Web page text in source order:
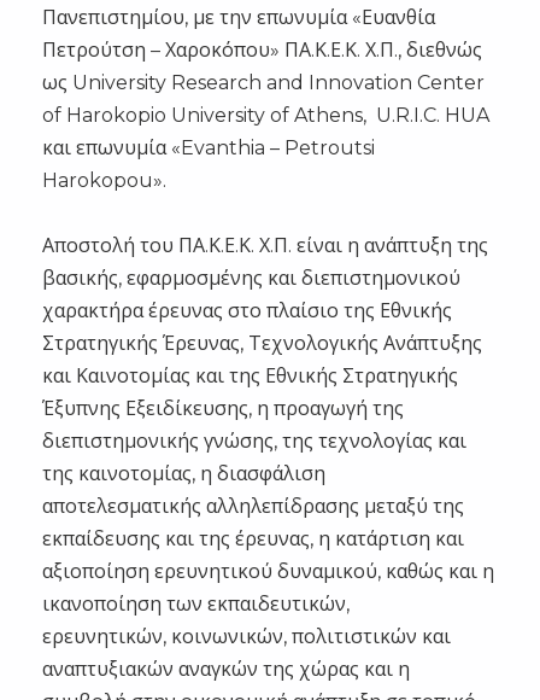
Πανεπιστημίου, με την επωνυμία «Ευανθία
Πετρούτση – Χαροκόπου» ΠΑ.Κ.Ε.Κ. Χ.Π., διεθνώς
ως University Research and Innovation Center
of Harokopio University of Athens, U.R.I.C. HUA
και επωνυμία «Evanthia – Petroutsi
Harokopou».
Αποστολή του ΠΑ.Κ.Ε.Κ. Χ.Π. είναι η ανάπτυξη της
βασικής, εφαρμοσμένης και διεπιστημονικού
χαρακτήρα έρευνας στο πλαίσιο της Εθνικής
Στρατηγικής Έρευνας, Τεχνολογικής Ανάπτυξης
και Καινοτομίας και της Εθνικής Στρατηγικής
Έξυπνης Εξειδίκευσης, η προαγωγή της
διεπιστημονικής γνώσης, της τεχνολογίας και
της καινοτομίας, η διασφάλιση
αποτελεσματικής αλληλεπίδρασης μεταξύ της
εκπαίδευσης και της έρευνας, η κατάρτιση και
αξιοποίηση ερευνητικού δυναμικού, καθώς και η
ικανοποίηση των εκπαιδευτικών,
ερευνητικών, κοινωνικών, πολιτιστικών και
αναπτυξιακών αναγκών της χώρας και η